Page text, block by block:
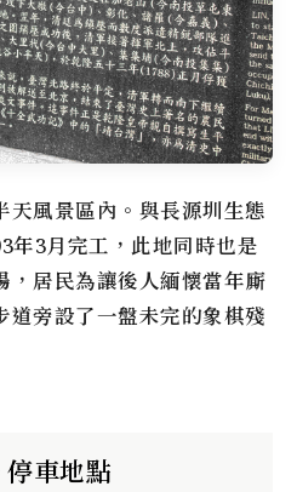
天風景區內。與長源圳生態
年3月完工，此地同時也是
，居民為讓後人緬懷當年廝
道旁設了一盤未完的象棋殘
車地點